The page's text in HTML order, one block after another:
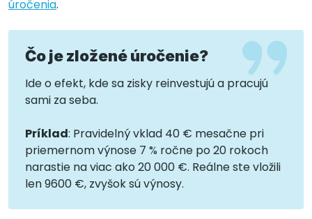
úročenia.
Čo je zložené úročenie?
Ide o efekt, kde sa zisky reinvestujú a pracujú
sami za seba.
Príklad: Pravidelný vklad 40 € mesačne pri
priemernom výnose 7 % ročne po 20 rokoch
narastie na viac ako 20 000 €. Reálne ste vložili
len 9600 €, zvyšok sú výnosy.